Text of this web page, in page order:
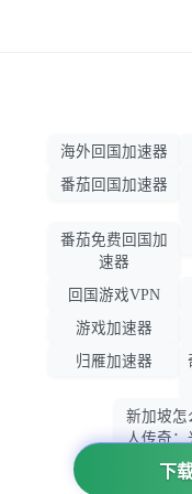
下
海外回国加速器
番茄回国加速器
番茄免费回国加
速器
回国游戏VPN
游戏加速器
归雁加速器
新加坡怎
人传奇：
之交